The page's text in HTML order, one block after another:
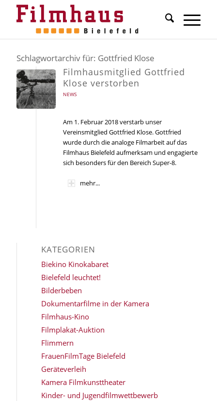
Schlagwortarchiv für: Gottfried Klose
Filmhausmitglied Gottfried
Klose verstorben
NEWS
Am 1. Februar 2018 verstarb unser
Vereinsmitglied Gottfried Klose. Gottfried
wurde durch die analoge Filmarbeit auf das
Filmhaus Bielefeld aufmerksam und engagierte
sich besonders für den Bereich Super-8.
mehr...
KATEGORIEN
Biekino Kinokabaret
Bielefeld leuchtet!
Bilderbeben
Dokumentarfilme in der Kamera
Filmhaus-Kino
Filmplakat-Auktion
Flimmern
FrauenFilmTage Bielefeld
Geräteverleih
Kamera Filmkunsttheater
Kinder- und Jugendfilmwettbewerb